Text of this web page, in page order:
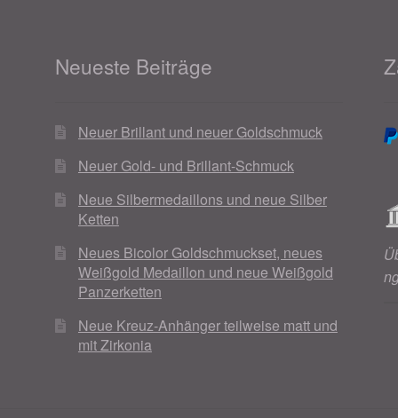
Neueste Beiträge
Neuer Brillant und neuer Goldschmuck
Neuer Gold- und Brillant-Schmuck
Neue Silbermedaillons und neue Silber
Ketten
Neues Bicolor Goldschmuckset, neues
Weißgold Medaillon und neue Weißgold
Panzerketten
Neue Kreuz-Anhänger teilweise matt und
mit Zirkonia